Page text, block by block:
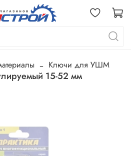
Ключи для УШМ
15-52 мм